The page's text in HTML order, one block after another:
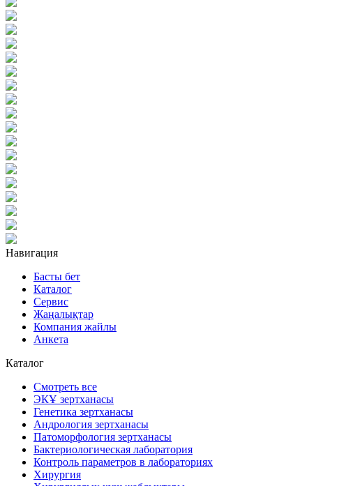
Навигация
Басты бет
Каталог
Сервис
Жаңалықтар
Компания жайлы
Анкета
Каталог
Смотреть все
ЭКҰ зертханасы
Генетика зертханасы
Андрология зертханасы
Патоморфология зертханасы
Бактериологическая лаборатория
Контроль параметров в лабораториях
Хирургия